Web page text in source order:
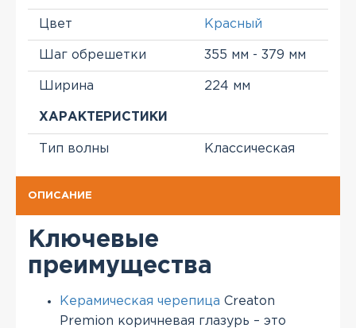
Цвет Красный
Шаг обрешетки 355 мм - 379 мм
Ширина 224 мм
ХАРАКТЕРИСТИКИ
Тип волны Классическая
ОПИСАНИЕ
Ключевые
преимущества
Керамическая черепица Creaton
Premion коричневая глазурь – это